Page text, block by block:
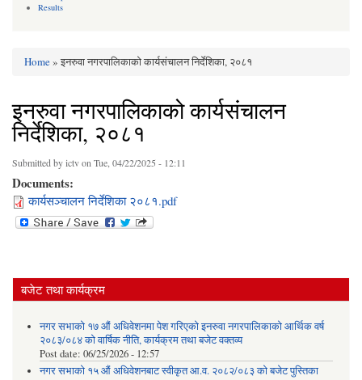
Results
You are here
Home» इनरुवा नगरपालिकाको कार्यसंचालन निर्देशिका, २०८१
इनरुवा नगरपालिकाको कार्यसंचालन
निर्देशिका, २०८१
Submitted byictvon Tue, 04/22/2025 - 12:11
Documents:
कार्यसञ्चालन निर्देशिका २०८१.pdf
बजेट तथा कार्यक्रम
नगर सभाको १७ औं अधिवेशनमा पेश गरिएको इनरुवा नगरपालिकाको आर्थिक वर्ष
२०८३/०८४ को वार्षिक नीति, कार्यक्रम तथा बजेट वक्तव्य
Post date: 06/25/2026 - 12:57
नगर सभाको १५ औं अधिवेशनबाट स्वीकृत आ.व. २०८२/०८३ को बजेट पुस्तिका